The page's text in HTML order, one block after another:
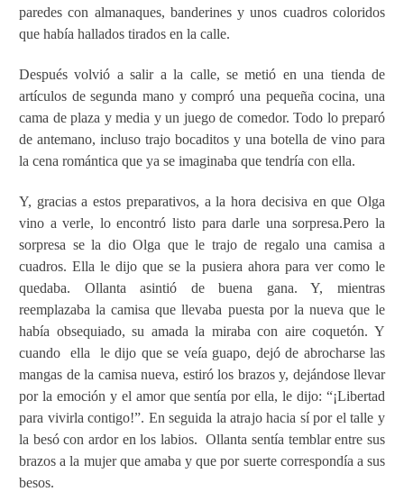
paredes con almanaques, banderines y unos cuadros coloridos
que había hallados tirados en la calle.
Después volvió a salir a la calle, se metió en una tienda de
artículos de segunda mano y compró una pequeña cocina, una
cama de plaza y media y un juego de comedor. Todo lo preparó
de antemano, incluso trajo bocaditos y una botella de vino para
la cena romántica que ya se imaginaba que tendría con ella.
Y, gracias a estos preparativos, a la hora decisiva en que Olga
vino a verle, lo encontró listo para darle una sorpresa.Pero la
sorpresa se la dio Olga que le trajo de regalo una camisa a
cuadros. Ella le dijo que se la pusiera ahora para ver como le
quedaba. Ollanta asintió de buena gana. Y, mientras
reemplazaba la camisa que llevaba puesta por la nueva que le
había obsequiado, su amada la miraba con aire coquetón. Y
cuando
ella
le dijo que se veía guapo, dejó de abrocharse las
mangas de la camisa nueva, estiró los brazos y, dejándose llevar
por la emoción y el amor que sentía por ella, le dijo: “¡Libertad
para vivirla contigo!”. En seguida la atrajo hacia sí por el talle y
la besó con ardor en los labios.
Ollanta sentía temblar entre sus
brazos a la mujer que amaba y que por suerte correspondía a sus
besos.